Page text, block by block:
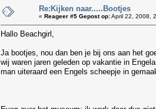
Re:Kijken naar.....Bootjes
« Reageer #5 Gepost op:April 22, 2008,
Hallo Beachgirl,
Ja bootjes, nou dan ben je bij ons aan het
wij waren jaren geleden op vakantie in
man uiteraard een Engels scheepje in